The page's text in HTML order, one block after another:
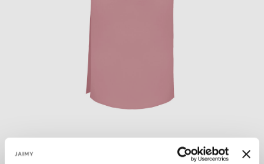
MUSTHAVE ALERT! De Beyonce jurk is gemaakt van een